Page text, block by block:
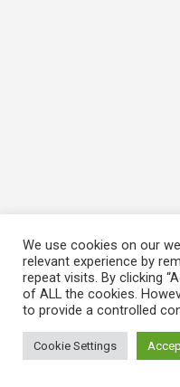
We use cookies on our
relevant experience by
repeat visits. By clicking
of ALL the cookies.
to provide a controlled
Cookie Settings